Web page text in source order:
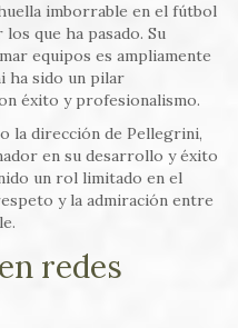
imborrable en el fútbol
que ha pasado. Su
equipos es ampliamente
ha sido un pilar
éxito y profesionalismo.
la dirección de Pellegrini,
en su desarrollo y éxito
un rol limitado en el
y la admiración entre
redes